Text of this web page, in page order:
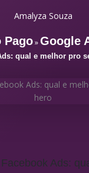
Amalyza Souza
Pago»Google
qual e melhor pro
Ads: